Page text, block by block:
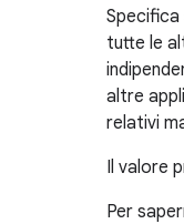
Specifica
tutte le
altre
relativi
Il valore
Per